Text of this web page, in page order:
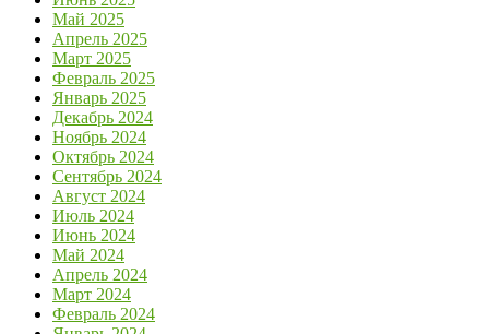
Май 2025
Апрель 2025
Март 2025
Февраль 2025
Январь 2025
Декабрь 2024
Ноябрь 2024
Октябрь 2024
Сентябрь 2024
Август 2024
Июль 2024
Июнь 2024
Май 2024
Апрель 2024
Март 2024
Февраль 2024